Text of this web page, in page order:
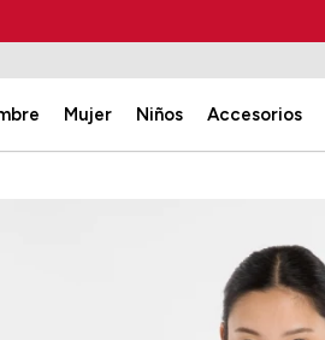
Mujer Niños Accesorios